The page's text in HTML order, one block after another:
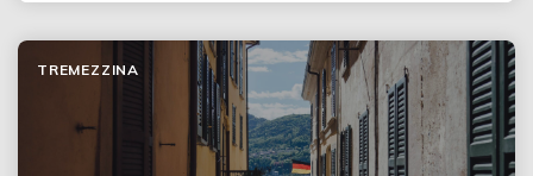
TREMEZZINA